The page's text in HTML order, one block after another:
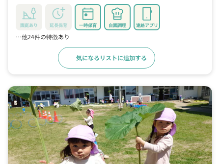
園庭あり 延長保育 一時保育 自園調理 連絡アプリ
…他24件の特徴あり
気になるリストに追加する